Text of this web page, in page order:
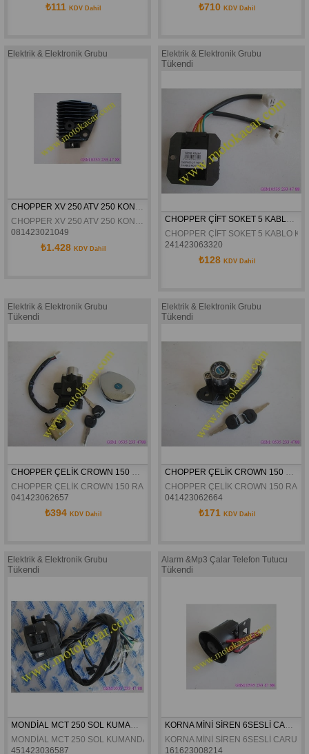
₺111 KDV Dahil ₺710 KDV Dahil
Elektrik & Elektronik Grubu
081423021049
₺1.428 KDV Dahil
Elektrik & Elektronik Grubu
Tükendi
CHOPPER ÇİFT SOKET 5 KABLO
241423063320
₺128 KDV Dahil
Elektrik & Elektronik Grubu
Tükendi
CHOPPER ÇELİK CROWN 150 RAMZEY QM 250 KONTAK SETİ
CHOPPER ÇELİK CROWN 150 RAMZEY QM 250 KONTAK SETİ
041423062657
₺394 KDV Dahil
Elektrik & Elektronik Grubu
Tükendi
CHOPPER ÇELİK CROWN 150 RAMZEY QM 250 KONTAK TEK
CHOPPER ÇELİK CROWN 150
041423062664
₺171 KDV Dahil
Elektrik & Elektronik Grubu
Tükendi
MONDİAL MCT 250 SOL KUMANDA ORJİNAL
MONDİAL MCT 250 SOL KUMANDA ORJİNAL
451423036587
Alarm &Mp3 Çalar Telefon Tutucu
Tükendi
KORNA MİNİ SİREN 6SESLİ CARUB
KORNA MİNİ SİREN 6SESLİ CARUB
161623008214